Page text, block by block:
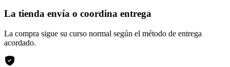
La tienda envía o coordina entrega
La compra sigue su curso normal según el método de entrega
acordado.